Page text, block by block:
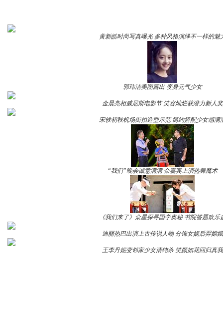
黄新皓时尚写真曝光 多种风格演绎不一样的魅
郭玮洁美图露出 变身元气少女
金晨亮相威尼斯电影节 笑容灿烂获潜力新人奖
宋轶初秋机场街拍造型示范 简约搭配少女感满
“我们”晚会诚意满满 众嘉宾上演热舞魔术
《我们来了》众星探寻国学奥秘 书院答题欢乐
迪丽热巴出演上古传说人物 分饰女娲后羿嫦娥
王李丹妮变邻家少女清纯杀 笑颜如花回归真我